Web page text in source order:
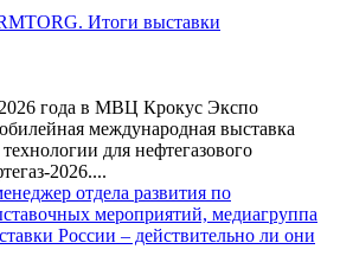
Итоги выставки
года в МВЦ Крокус Экспо
международная выставка
для нефтегазового
2026....